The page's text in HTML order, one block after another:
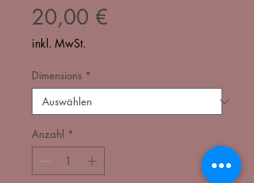
20,00 €
inkl. MwSt.
Dimensions *
Anzahl *